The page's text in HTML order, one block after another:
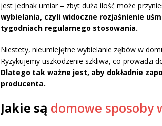
jest jednak umiar – zbyt duża ilość może
wybielania, czyli widoczne rozjaśnienie
tygodniach regularnego stosowania.
Niestety, nieumiejętne wybielanie zębów w
Ryzykujemy uszkodzenie szkliwa, co prowadzi
Dlatego tak ważne jest, aby dokładnie
producenta.
Jakie są domowe sposoby